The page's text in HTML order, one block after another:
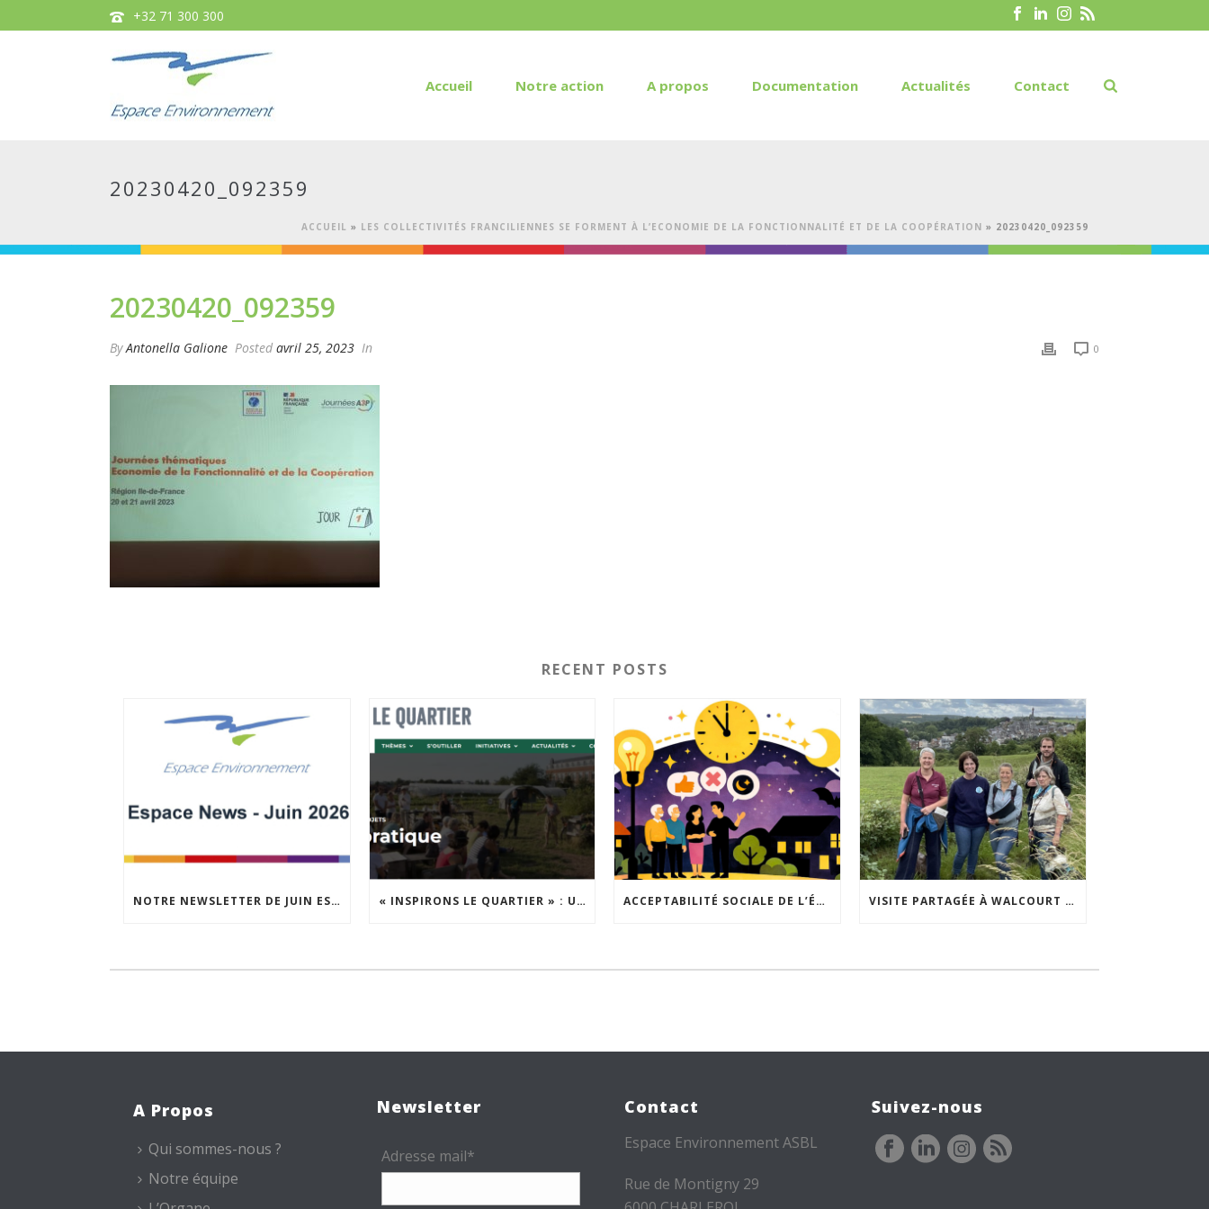
+32 71 300 300
Accueil Notre action A propos Documentation Actualités Contact
20230420_092359
ACCUEIL » LES COLLECTIVITÉS FRANCILIENNES SE FORMENT À L’ECONOMIE DE LA FONCTIONNALITÉ ET DE LA COOPÉRATION » 20230420_092359
20230420_092359
ByAntonella Galione Posted avril 25, 2023 In 0
RECENT POSTS
NOTRE NEWSLETTER DE JUIN EST EN LIGNE ! « INSPIRONS LE QUARTIER » : UN NOUVEL APPEL À PROJETS EST LANCÉ ! ACCEPTABILITÉ SOCIALE DE L’ÉCLAIRAGE NOCTURNE : LE REPLAY EST DISPONIBLE VISITE PARTAGÉE À WALCOURT : UNE DÉMARCHE PARTICIPATIVE ANIMÉE PAR ESPACE ENVIRONNEMENT
A Propos
Qui sommes-nous ?
Notre équipe
Newsletter
Adresse mail*
Contact
Espace Environnement ASBL
Rue de Montigny 29
Suivez-nous